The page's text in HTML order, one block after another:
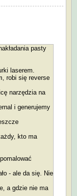
pasty
laserem.
robi się reverse
narzędzia na
i generujemy
kto ma
- ale da się. Nie
a gdzie nie ma